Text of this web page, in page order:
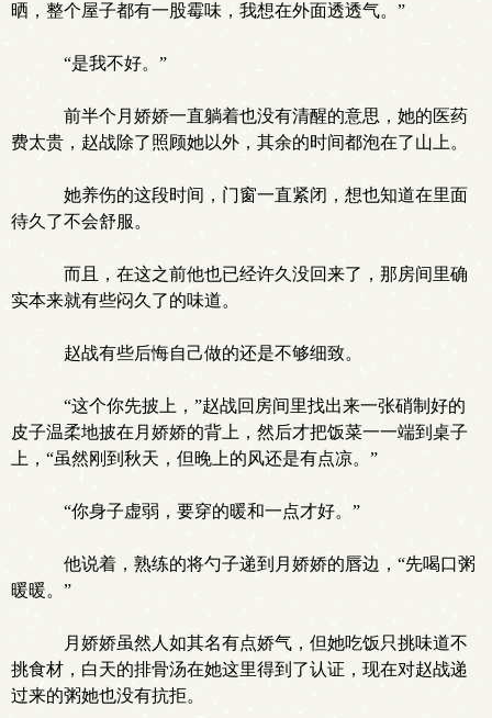
晒，整个屋子都有一股霉味，我想在外面透透气。”
“是我不好。”
前半个月娇娇一直躺着也没有清醒的意思，她的医药
费太贵，赵战除了照顾她以外，其余的时间都泡在了山上。
她养伤的这段时间，门窗一直紧闭，想也知道在里面
待久了不会舒服。
而且，在这之前他也已经许久没回来了，那房间里确
实本来就有些闷久了的味道。
赵战有些后悔自己做的还是不够细致。
“这个你先披上，”赵战回房间里找出来一张硝制好的
皮子温柔地披在月娇娇的背上，然后才把饭菜一一端到桌子
上，“虽然刚到秋天，但晚上的风还是有点凉。”
“你身子虚弱，要穿的暖和一点才好。”
他说着，熟练的将勺子递到月娇娇的唇边，“先喝口粥
暖暖。”
月娇娇虽然人如其名有点娇气，但她吃饭只挑味道不
挑食材，白天的排骨汤在她这里得到了认证，现在对赵战递
过来的粥她也没有抗拒。